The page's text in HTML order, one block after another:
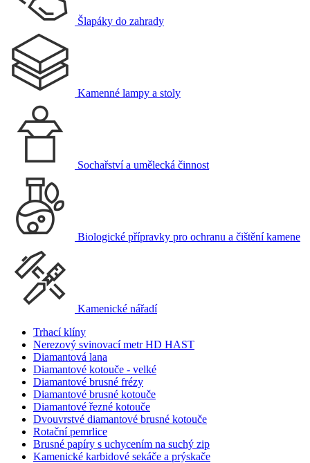
Šlapáky do zahrady
Kamenné lampy a stoly
Sochařství a umělecká činnost
Biologické přípravky pro ochranu a čištění kamene
Kamenické nářadí
Trhací klíny
Nerezový svinovací metr HD HAST
Diamantová lana
Diamantové kotouče - velké
Diamantové brusné frézy
Diamantové brusné kotouče
Diamantové řezné kotouče
Dvouvrstvé diamantové brusné kotouče
Rotační pemrlice
Brusné papíry s uchycením na suchý zip
Kamenické karbidové sekáče a prýskače